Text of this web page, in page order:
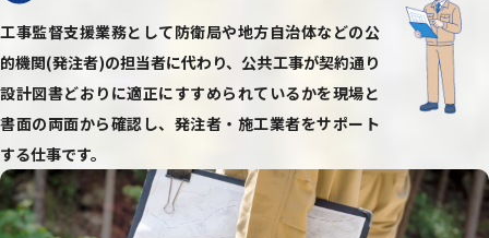
工事監督支援業務として防衛局や地方自治体などの公
的機関(発注者)の担当者に代わり、公共工事が契約通り
設計図書どおりに適正にすすめられているかを現場と
書面の両面から確認し、発注者・施工業者をサポート
する仕事です。